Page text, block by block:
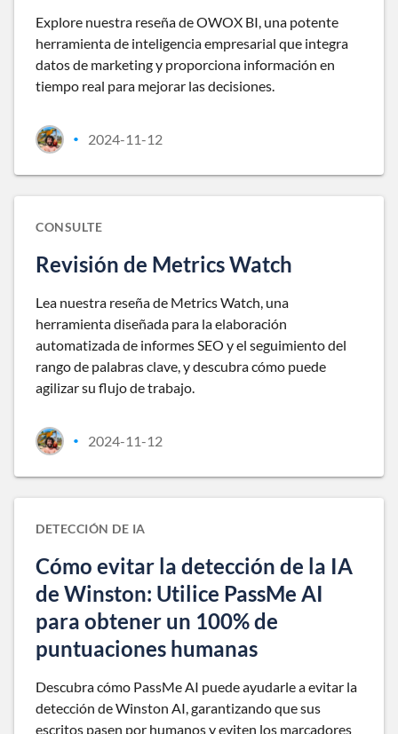
Explore nuestra reseña de OWOX BI, una potente
herramienta de inteligencia empresarial que integra
datos de marketing y proporciona información en
tiempo real para mejorar las decisiones.
• 2024-11-12
CONSULTE
Revisión de Metrics Watch
Lea nuestra reseña de Metrics Watch, una
herramienta diseñada para la elaboración
automatizada de informes SEO y el seguimiento del
rango de palabras clave, y descubra cómo puede
agilizar su flujo de trabajo.
• 2024-11-12
DETECCIÓN DE IA
Cómo evitar la detección de la IA
de Winston: Utilice PassMe AI
para obtener un 100% de
puntuaciones humanas
Descubra cómo PassMe AI puede ayudarle a evitar la
detección de Winston AI, garantizando que sus
escritos pasen por humanos y eviten los marcadores